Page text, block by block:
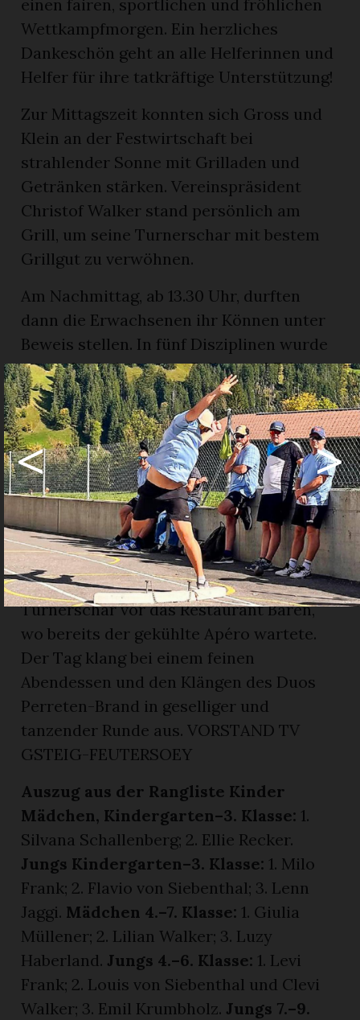
einen fairen, sportlichen und fröhlichen
Wettkampfmorgen. Ein herzliches
Dankeschön geht an alle Helferinnen und
Helfer für ihre tatkräftige Unterstützung!
Zur Mittagszeit konnten sich Gross und
Klein an der Festwirtschaft bei
strahlender Sonne mit Grilladen und
Getränken stärken. Vereinspräsident
Christof Walker stand persönlich am
Grill, um seine Turnerschar mit bestem
Grillgut zu verwöhnen.
Am Nachmittag, ab 13.30 Uhr, durften
dann die Erwachsenen ihr Können unter
Beweis stellen. In fünf Disziplinen wurde
unter der Leitung von Selina und Fabian
Walker um den Tagessieg gekämpft. Als
krönender Abschluss fand der
traditionelle «Sie & Er»-Wettkampf statt,
bei dem wie immer Geschicklichkeit und
polysportive Fähigkeiten sowie etwas
Glück im Mittelpunkt standen.
Nach einem wohlverdienten
Zvierigetränk und dem gemeinsamen
Aufräumen begab sich die fröhliche
Turnerschar vor das Restaurant Bären,
wo bereits der gekühlte Apéro wartete.
Der Tag klang bei einem feinen
Abendessen und den Klängen des Duos
Perreten-Brand in geselliger und
tanzender Runde aus. VORSTAND TV
GSTEIG-FEUTERSOEY
Auszug aus der Rangliste Kinder
Mädchen, Kindergarten–3. Klasse: 1.
Silvana Schallenberg; 2. Ellie Recker.
Jungs Kindergarten–3. Klasse: 1. Milo
Frank; 2. Flavio von Siebenthal; 3. Lenn
Jaggi. Mädchen 4.–7. Klasse: 1. Giulia
Müllener; 2. Lilian Walker; 3. Luzy
Haberland. Jungs 4.–6. Klasse: 1. Levi
Frank; 2. Louis von Siebenthal und Clevi
Walker; 3. Emil Krumbholz. Jungs 7.–9.
< >